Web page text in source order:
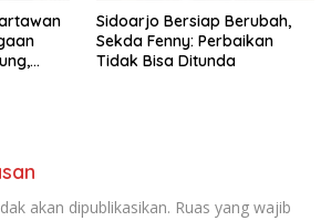
Sidoarjo Bersiap Berubah,
Sekda Fenny: Perbaikan
Tidak Bisa Ditunda
akan dipublikasikan. Ruas yang wajib